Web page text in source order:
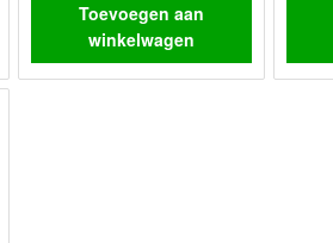
Toevoegen aan
winkelwagen